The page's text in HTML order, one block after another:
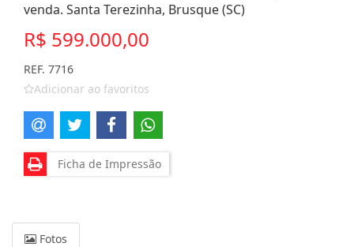
venda. Santa Terezinha, Brusque (SC)
R$ 599.000,00
REF. 7716
Adicionar ao favoritos
Ficha de Impressão
Fotos